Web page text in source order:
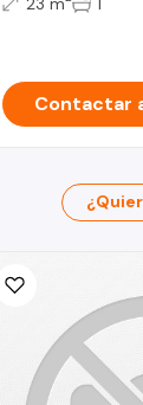
Contactar